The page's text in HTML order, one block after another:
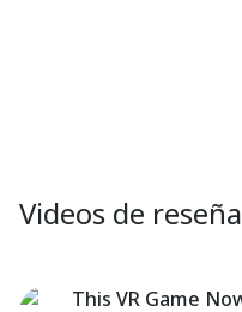
Videos de
This VR Game